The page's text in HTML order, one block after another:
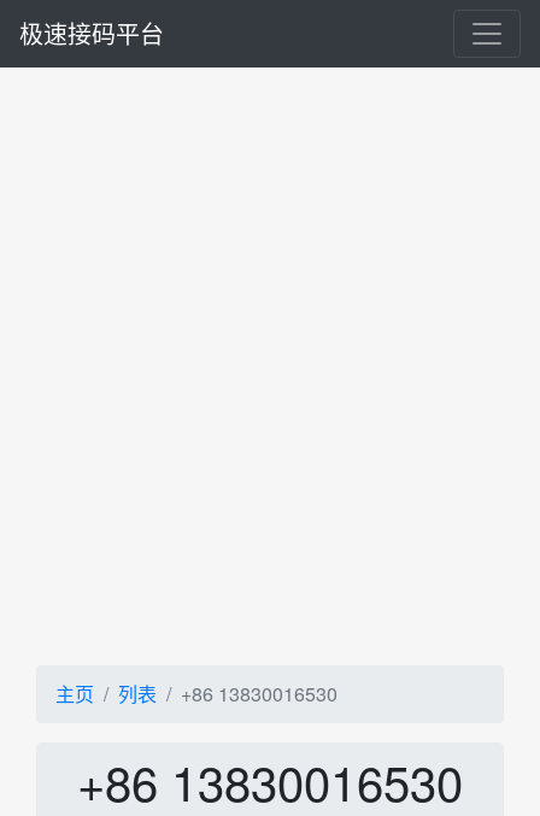
极速接码平台
主页 列表 +86 13830016530
+86 13830016530